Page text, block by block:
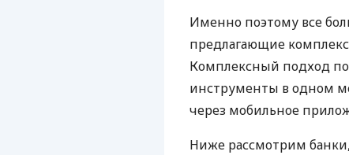
Именно поэтому все
предлагающие
Комплексный подход
инструменты в одном
через мобильное
Ниже рассмотрим